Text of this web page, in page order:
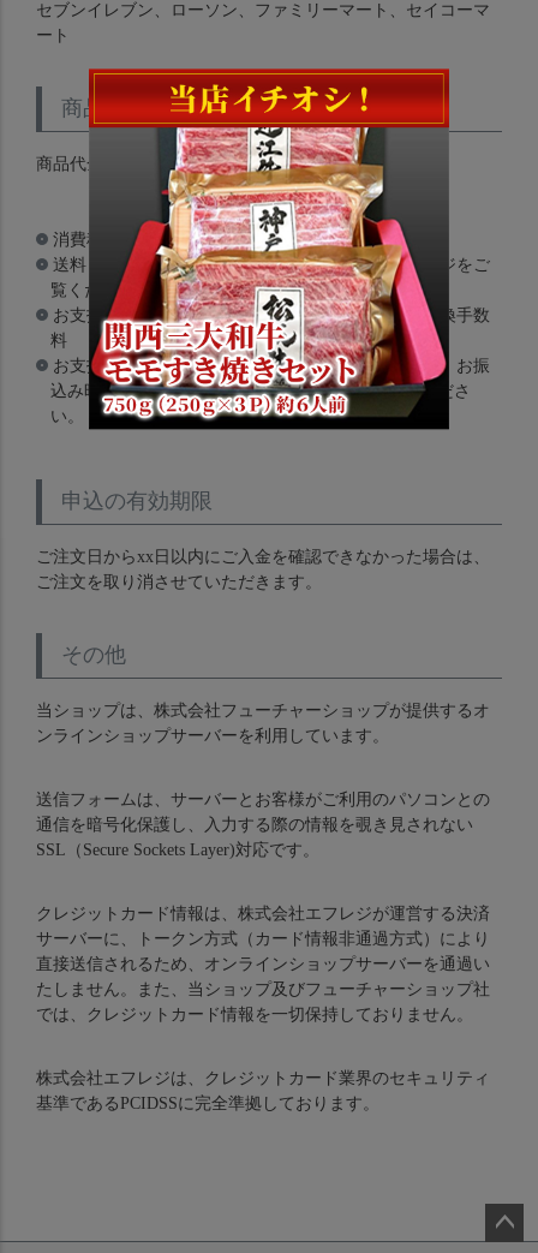
セブンイレブン、ローソン、ファミリーマート、セイコーマ
ート
商品代金以外の必要料金
商品代金以外の必要料金
消費税（8%）
送料（詳細は、送料とお支払い方法についてのページをご
覧ください。）
お支払方法に代金引換を選択された場合は、代金引換手数
料
お支払方法に銀行振込の手数料を選択された場合は、お振
込み時に銀行への振込み手数料はお客様でご負担くださ
い。
申込の有効期限
ご注文日からxx日以内にご入金を確認できなかった場合は、
ご注文を取り消させていただきます。
その他
当ショップは、株式会社フューチャーショップが提供するオ
ンラインショップサーバーを利用しています。
送信フォームは、サーバーとお客様がご利用のパソコンとの
通信を暗号化保護し、入力する際の情報を覗き見されない
SSL（Secure Sockets Layer)対応です。
クレジットカード情報は、株式会社エフレジが運営する決済
サーバーに、トークン方式（カード情報非通過方式）により
直接送信されるため、オンラインショップサーバーを通過い
たしません。また、当ショップ及びフューチャーショップ社
では、クレジットカード情報を一切保持しておりません。
株式会社エフレジは、クレジットカード業界のセキュリティ
基準であるPCIDSSに完全準拠しております。